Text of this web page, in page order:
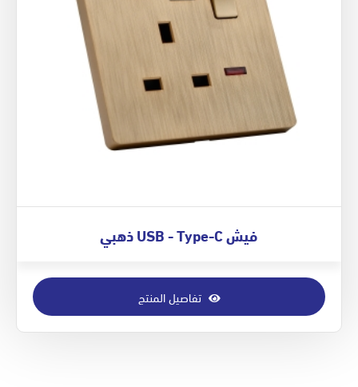
فيش USB - Type-C ذهبي
تفاصيل المنتج